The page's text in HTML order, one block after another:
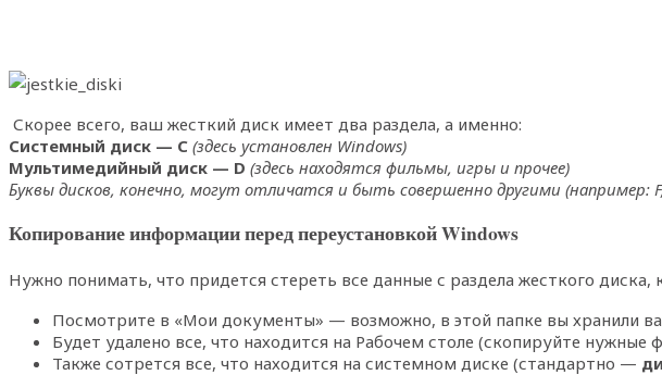
Скорее всего, ваш жесткий диск имеет два раздела, а именно:
Системный диск — C (здесь установлен Windows)
Мультимедийный диск — D (здесь находятся фильмы, игры и прочее)
Буквы дисков, конечно, могут отличатся и быть совершенно другими (например: F,
Копирование информации перед переустановкой Windows
Нужно понимать, что придется стереть все данные с раздела жесткого
Посмотрите в «Мои документы» — возможно, в этой папке вы хранили
Будет удалено все, что находится на Рабочем столе (скопируйте нужные
Также сотрется все, что находится на системном диске (стандартно —